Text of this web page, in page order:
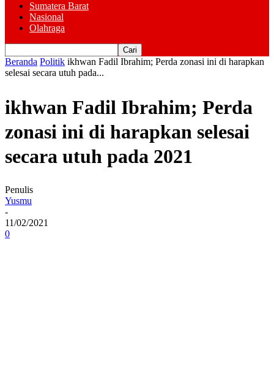
Sumatera Barat
Nasional
Olahraga
Beranda Politik ikhwan Fadil Ibrahim; Perda zonasi ini di harapkan
selesai secara utuh pada...
ikhwan Fadil Ibrahim; Perda
zonasi ini di harapkan selesai
secara utuh pada 2021
Penulis
Yusmu
-
11/02/2021
0